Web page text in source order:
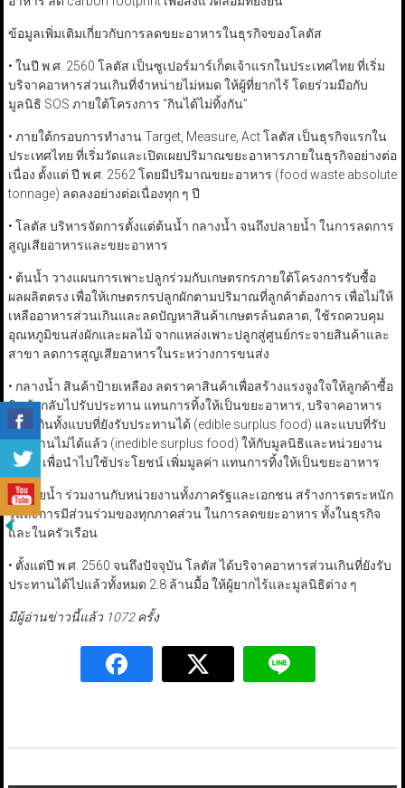
ข้อมูลเพิ่มเติมเกี่ยวกับการลดขยะอาหารในธุรกิจของโลตัส
• ในปี พ.ศ. 2560 โลตัส เป็นซูเปอร์มาร์เก็ตเจ้าแรกในประเทศไทย ที่เริ่ม
บริจาคอาหารส่วนเกินที่จำหน่ายไม่หมด ให้ผู้ที่ยากไร้ โดยร่วมมือกับ
มูลนิธิ SOS ภายใต้โครงการ “กินได้ไม่ทิ้งกัน”
• ภายใต้กรอบการทำงาน Target, Measure, Act โลตัส เป็นธุรกิจแรกใน
ประเทศไทย ที่เริ่มวัดและเปิดเผยปริมาณขยะอาหารภายในธุรกิจอย่างต่อ
เนื่อง ตั้งแต่ ปี พ.ศ. 2562 โดยมีปริมาณขยะอาหาร (food waste absolute
tonnage) ลดลงอย่างต่อเนื่องทุก ๆ ปี
• โลตัส บริหารจัดการตั้งแต่ต้นน้ำ กลางน้ำ จนถึงปลายน้ำ ในการลดการ
สูญเสียอาหารและขยะอาหาร
• ต้นน้ำ วางแผนการเพาะปลูกร่วมกับเกษตรกรภายใต้โครงการรับซื้อ
ผลผลิตตรง เพื่อให้เกษตรกรปลูกผักตามปริมาณที่ลูกค้าต้องการ เพื่อไม่ให้
เหลืออาหารส่วนเกินและลดปัญหาสินค้าเกษตรล้นตลาด, ใช้รถควบคุม
อุณหภูมิขนส่งผักและผลไม้ จากแหล่งเพาะปลูกสู่ศูนย์กระจายสินค้าและ
สาขา ลดการสูญเสียอาหารในระหว่างการขนส่ง
• กลางน้ำ สินค้าป้ายเหลือง ลดราคาสินค้าเพื่อสร้างแรงจูงใจให้ลูกค้าซื้อ
สินค้ากลับไปรับประทาน แทนการทิ้งให้เป็นขยะอาหาร, บริจาคอาหาร
ส่วนเกินทั้งแบบที่ยังรับประทานได้ (edible surplus food) และแบบที่รับ
ประทานไม่ได้แล้ว (inedible surplus food) ให้กับมูลนิธิและหน่วยงาน
ต่าง ๆ เพื่อนำไปใช้ประโยชน์ เพิ่มมูลค่า แทนการทิ้งให้เป็นขยะอาหาร
• ปลายน้ำ ร่วมงานกับหน่วยงานทั้งภาครัฐและเอกชน สร้างการตระหนัก
รู้และการมีส่วนร่วมของทุกภาคส่วน ในการลดขยะอาหาร ทั้งในธุรกิจ
และในครัวเรือน
• ตั้งแต่ปี พ.ศ. 2560 จนถึงปัจจุบัน โลตัส ได้บริจาคอาหารส่วนเกินที่ยังรับ
ประทานได้ไปแล้วทั้งหมด 2.8 ล้านมื้อ ให้ผู้ยากไร้และมูลนิธิต่าง ๆ
มีผู้อ่านข่าวนี้แล้ว 1072 ครั้ง